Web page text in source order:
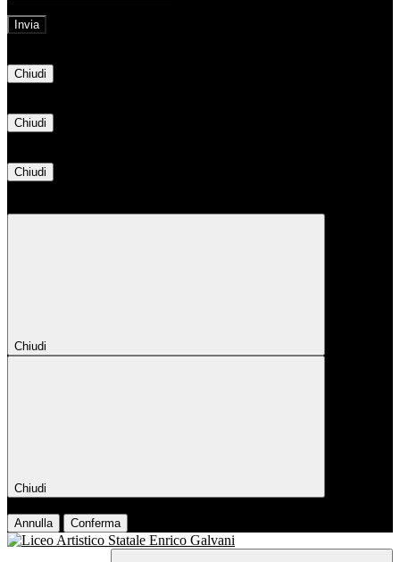
Chiudi
Chiudi
Chiudi
Chiudi
Chiudi
Annulla Conferma